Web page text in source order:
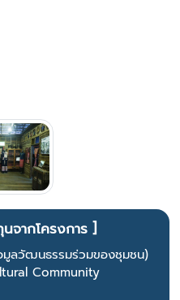
จากโครงการ ]
มูลวัฒนธรรมร่วมของชุมชน)
Community